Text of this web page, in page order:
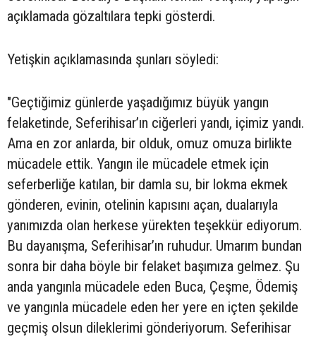
açıklamada gözaltılara tepki gösterdi.
Yetişkin açıklamasında şunları söyledi:
"Geçtiğimiz günlerde yaşadığımız büyük yangın
felaketinde, Seferihisar’ın ciğerleri yandı, içimiz yandı.
Ama en zor anlarda, bir olduk, omuz omuza birlikte
mücadele ettik. Yangın ile mücadele etmek için
seferberliğe katılan, bir damla su, bir lokma ekmek
gönderen, evinin, otelinin kapısını açan, dualarıyla
yanımızda olan herkese yürekten teşekkür ediyorum.
Bu dayanışma, Seferihisar’ın ruhudur. Umarım bundan
sonra bir daha böyle bir felaket başımıza gelmez. Şu
anda yangınla mücadele eden Buca, Çeşme, Ödemiş
ve yangınla mücadele eden her yere en içten şekilde
geçmiş olsun dileklerimi gönderiyorum. Seferihisar